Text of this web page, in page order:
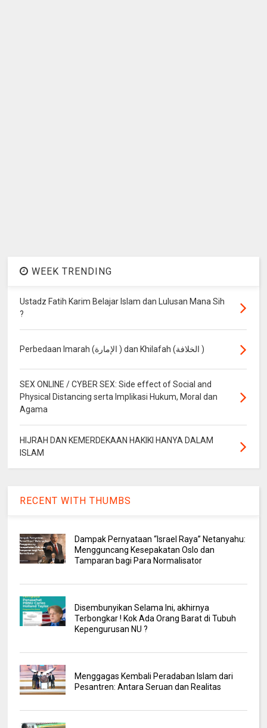
WEEK TRENDING
Ustadz Fatih Karim Belajar Islam dan Lulusan Mana Sih
?
Perbedaan Imarah (الإمارة ) dan Khilafah (الخلافة )
SEX ONLINE / CYBER SEX: Side effect of Social and
Physical Distancing serta Implikasi Hukum, Moral dan
Agama
HIJRAH DAN KEMERDEKAAN HAKIKI HANYA DALAM
ISLAM
RECENT WITH THUMBS
Dampak Pernyataan “Israel Raya” Netanyahu:
Mengguncang Kesepakatan Oslo dan
Tamparan bagi Para Normalisator
Disembunyikan Selama Ini, akhirnya
Terbongkar ! Kok Ada Orang Barat di Tubuh
Kepengurusan NU ?
Menggagas Kembali Peradaban Islam dari
Pesantren: Antara Seruan dan Realitas